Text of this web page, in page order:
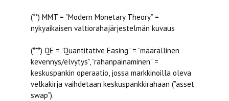
(**) MMT = ”Modern Monetary Theory” =
nykyaikaisen valtiorahajärjestelmän kuvaus
(***) QE = ”Quantitative Easing” = ”määrällinen
kevennys/elvytys”, ”rahanpainaminen” =
keskuspankin operaatio, jossa markkinoilla oleva
velkakirja vaihdetaan keskuspankkirahaan (”asset
swap”).